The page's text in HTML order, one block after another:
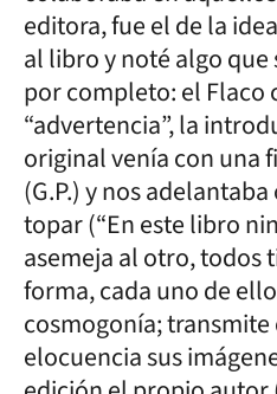
editora, fue el de la
al libro y noté algo
por completo: el
“advertencia”, la
original venía con una
(G.P.) y nos
topar (“En este libro
asemeja al otro, todos
forma, cada uno de
cosmogonía;
elocuencia sus